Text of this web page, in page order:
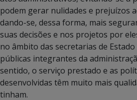
podem gerar nulidades e prejuízos
dando-se, dessa forma, mais
suas decisões e nos projetos por
no âmbito das secretarias de
públicas integrantes da
sentido, o serviço prestado e as
desenvolvidas têm muito mais
tinham.